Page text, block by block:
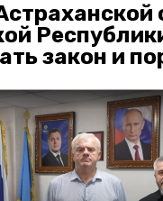
закон и